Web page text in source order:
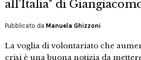
all’Italia" di
Pubblicato da Manuela Ghizzoni
La voglia di volontariato che
crisi è una buona notizia da